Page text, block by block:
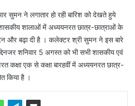
सुमन ने लगातार हो रही बारिश को देखते हुये
शालाओं में अध्ययनरत छात्र-छात्राओं के
और बढ़ा दी है । कलेक्टर श्री सुमन ने इस बारे
शनिवार 5 अगस्त को भी सभी शासकीय एवं
कक्षा एक से कक्षा बारहवीं में अध्ययनरत छात्र-
किया है ।